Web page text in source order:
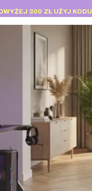
300 ZŁ UŻYJ KODU